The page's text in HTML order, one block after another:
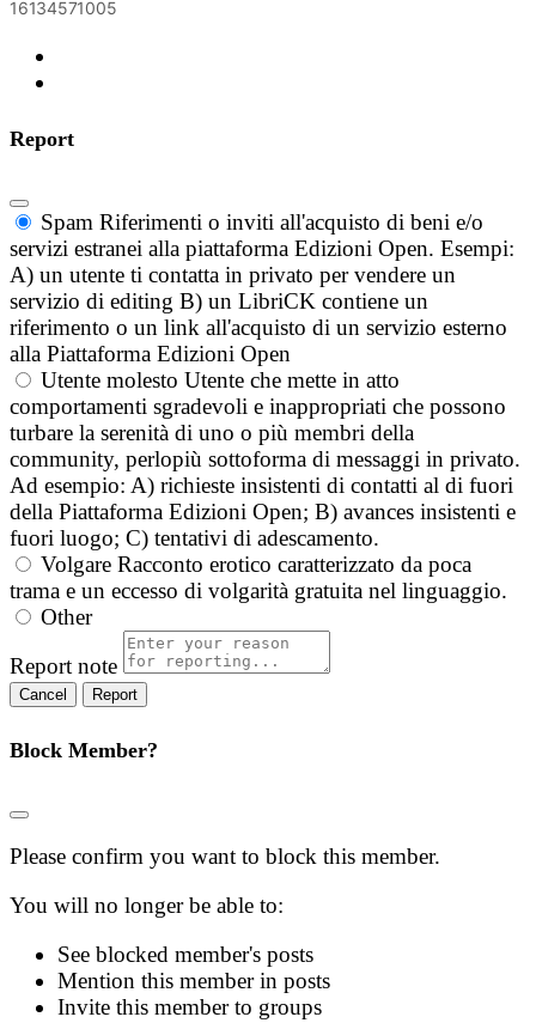
16134571005
Report
Spam Riferimenti o inviti all'acquisto di beni e/o
servizi estranei alla piattaforma Edizioni Open. Esempi:
A) un utente ti contatta in privato per vendere un
servizio di editing B) un LibriCK contiene un
riferimento o un link all'acquisto di un servizio esterno
alla Piattaforma Edizioni Open
Utente molesto Utente che mette in atto
comportamenti sgradevoli e inappropriati che possono
turbare la serenità di uno o più membri della
community, perlopiù sottoforma di messaggi in privato.
Ad esempio: A) richieste insistenti di contatti al di fuori
della Piattaforma Edizioni Open; B) avances insistenti e
fuori luogo; C) tentativi di adescamento.
Volgare Racconto erotico caratterizzato da poca
trama e un eccesso di volgarità gratuita nel linguaggio.
Other
Report note
Report
Block Member?
Please confirm you want to block this member.
You will no longer be able to:
See blocked member's posts
Mention this member in posts
Invite this member to groups